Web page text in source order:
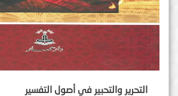
التحرير والتحبير في أصول التفسير